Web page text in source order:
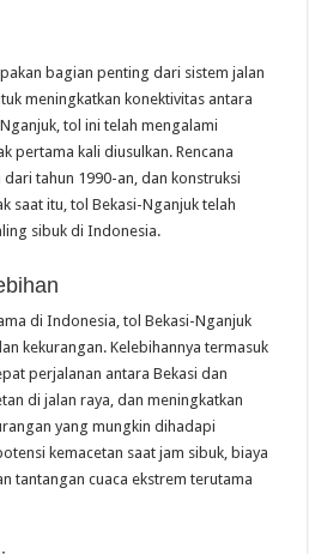
bagian penting dari sistem jalan
meningkatkan konektivitas antara
tol ini telah mengalami
pertama kali diusulkan. Rencana
tahun 1990-an, dan konstruksi
saat itu, tol Bekasi-Nganjuk telah
sibuk di Indonesia.
di Indonesia, tol Bekasi-Nganjuk
kekurangan. Kelebihannya termasuk
perjalanan antara Bekasi dan
di jalan raya, dan meningkatkan
yang mungkin dihadapi
kemacetan saat jam sibuk, biaya
tantangan cuaca ekstrem terutama